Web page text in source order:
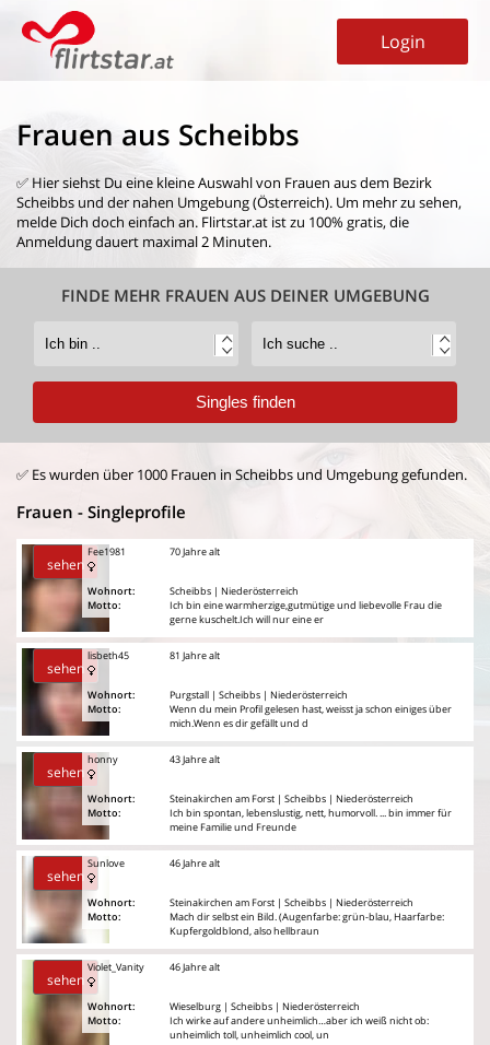
Login
Frauen aus Scheibbs
✅ Hier siehst Du eine kleine Auswahl von Frauen aus dem Bezirk
Scheibbs und der nahen Umgebung (Österreich). Um mehr zu sehen,
melde Dich doch einfach an. Flirtstar.at ist zu 100% gratis, die
Anmeldung dauert maximal 2 Minuten.
FINDE MEHR FRAUEN AUS DEINER UMGEBUNG
✅ Es wurden über 1000 Frauen in Scheibbs und Umgebung gefunden.
Frauen - Singleprofile
sehen
Fee1981
Wohnort:
Motto:
70 Jahre alt
Scheibbs | Niederösterreich
Ich bin eine warmherzige,gutmütige und liebevolle Frau die
gerne kuschelt.Ich will nur eine er
sehen
lisbeth45
Wohnort:
Motto:
81 Jahre alt
Purgstall | Scheibbs | Niederösterreich
Wenn du mein Profil gelesen hast, weisst ja schon einiges über
mich.Wenn es dir gefällt und d
sehen
honny
Wohnort:
Motto:
43 Jahre alt
Steinakirchen am Forst | Scheibbs | Niederösterreich
Ich bin spontan, lebenslustig, nett, humorvoll. ... bin immer für
meine Familie und Freunde
sehen
Sunlove
Wohnort:
Motto:
46 Jahre alt
Steinakirchen am Forst | Scheibbs | Niederösterreich
Mach dir selbst ein Bild. (Augenfarbe: grün-blau, Haarfarbe:
Kupfergoldblond, also hellbraun
sehen
Violet_Vanity
Wohnort:
Motto:
46 Jahre alt
Wieselburg | Scheibbs | Niederösterreich
Ich wirke auf andere unheimlich…aber ich weiß nicht ob:
unheimlich toll, unheimlich cool, un